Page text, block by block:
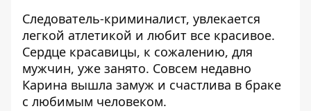
Следователь-криминалист, увлекается
легкой атлетикой и любит все красивое.
Сердце красавицы, к сожалению, для
мужчин, уже занято. Совсем недавно
Карина вышла замуж и счастлива в браке
с любимым человеком.